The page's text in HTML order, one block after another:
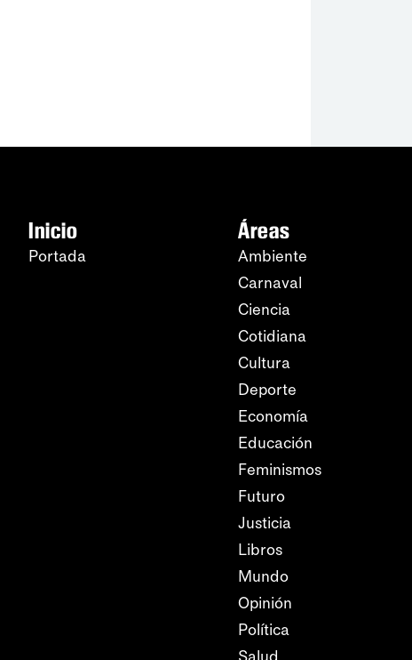
Inicio
Portada
Áreas
Ambiente
Carnaval
Ciencia
Cotidiana
Cultura
Deporte
Economía
Educación
Feminismos
Futuro
Justicia
Libros
Mundo
Opinión
Política